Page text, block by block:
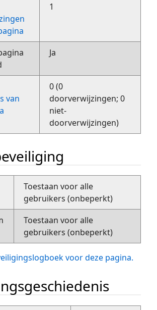
1
Ja
van
0 (0
doorverwijzingen; 0
niet-
doorverwijzingen)
Toestaan voor alle
gebruikers (onbeperkt)
Toestaan voor alle
gebruikers (onbeperkt)
voor deze pagina.